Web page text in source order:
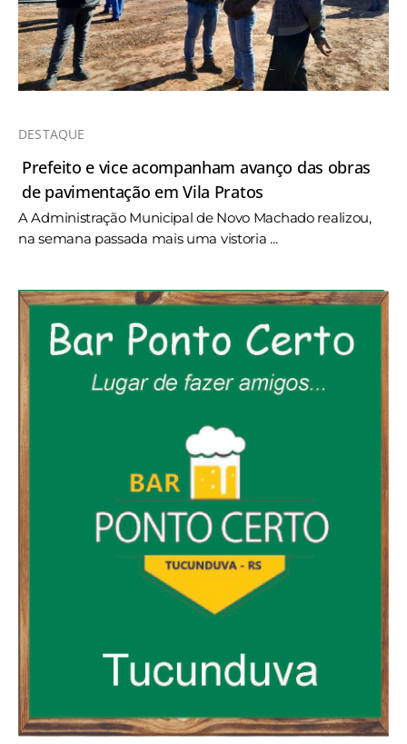
DESTAQUE
Prefeito e vice acompanham avanço das obras
de pavimentação em Vila Pratos
A Administração Municipal de Novo Machado realizou,
na semana passada mais uma vistoria ...